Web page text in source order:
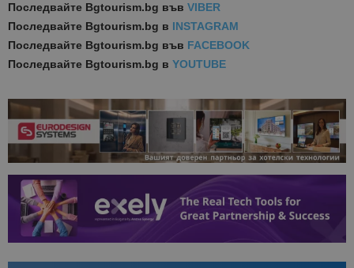
Последвайте Bgtourism.bg във VIBER
Последвайте Bgtourism.bg в INSTAGRAM
Последвайте Bgtourism.bg във FACEBOOK
Последвайте Bgtourism.bg в YOUTUBE